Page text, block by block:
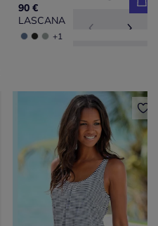
90 €
LASCANA
+1